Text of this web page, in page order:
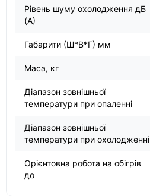
Рівень шуму охолодження дБ
(А)
Габарити (Ш*В*Г) мм
Маса, кг
Діапазон зовнішньої
температури при опаленні
Діапазон зовнішньої
температури при охолодженні
Орієнтовна робота на обігрів
до